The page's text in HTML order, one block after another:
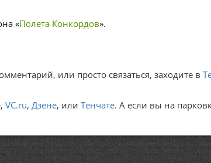
«Полета Конкордов».
или просто связаться, заходите в
, VC.ru, Дзене, или Тенчате. А если вы на